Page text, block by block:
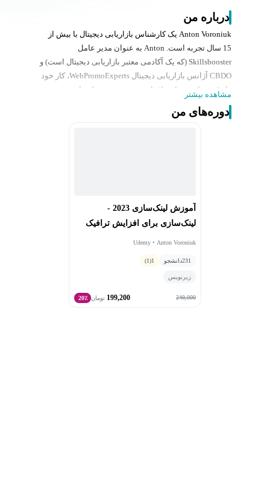
درباره من
Anton Voroniuk یک کارشناس بازاریابی دیجیتال با بیش از
15 سال تجربه است. Anton به عنوان مدیر عامل
Skillsbooster (که یک آکادمی معتبر بازاریابی دیجیتال است) و
CBDO آژانس بازاریابی دیجیتال WebPromoExperts، کار خود
را وقف توانمندسازی افراد مبتدی و متخصصان با تجربه در
زمینه‌ی همیشه در حال توسعه‌ی بازاریابی دیجیتال کرده‌
است.
مشاهده بیشتر
دوره‌های من
آموزش لینک‌سازی 2023 -
لینک‌سازی برای افزایش ترافیک
سایت
Udemy • Anton Voroniuk
231دانشجو 1
(1)
زیرنویس
249,000
199,200 تومان 20٪